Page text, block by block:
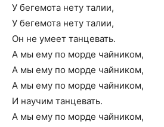
У бегемота нету талии,
У бегемота нету талии,
Он не умеет танцевать.
А мы ему по морде чайником,
А мы ему по морде чайником,
А мы ему по морде чайником,
И научим танцевать.
А мы ему по морде чайником,